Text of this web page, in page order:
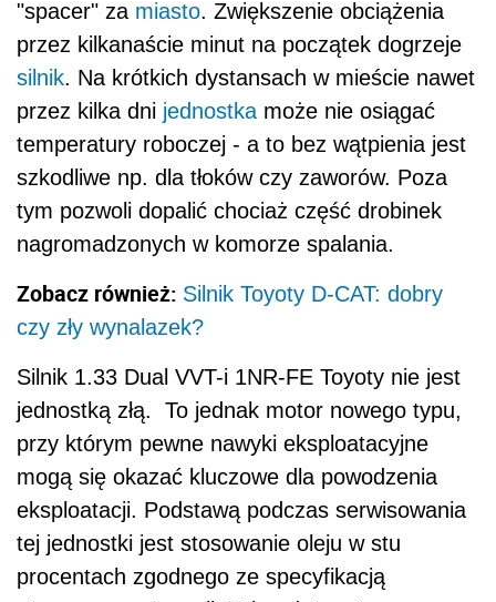
czy zły wynalazek?
Silnik 1.33 Dual VVT-i 1NR-FE Toyoty nie jest
jednostką złą. To jednak motor nowego typu,
przy którym pewne nawyki eksploatacyjne
mogą się okazać kluczowe dla powodzenia
eksploatacji. Podstawą podczas serwisowania
tej jednostki jest stosowanie oleju w stu
stworzoną w Japonii! Tak, odstępstwa
pozwalają na oszczędności. To jednak
oszczędności krótkookresowe, które prowadzą
do konieczności szybkiego przeprowadzenia
remontu jednostki.
Silnik 1.33 Dual VVT-i Toyota - ceny
części zamiennych:
filtr oleju - od 14 zł